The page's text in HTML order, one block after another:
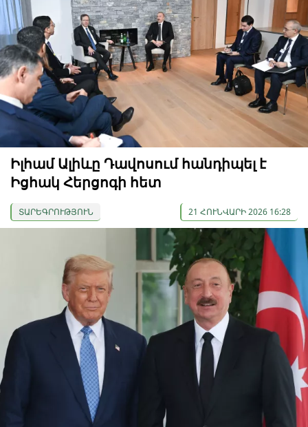
Իլհամ Ալիևը Դավոսում հանդիպել է
Իցհակ Հերցոգի հետ
ՏԱՐԵԳՐՈՒԹՅՈՒՆ 21 ՀՈՒՆՎԱՐԻ 2026 16:28